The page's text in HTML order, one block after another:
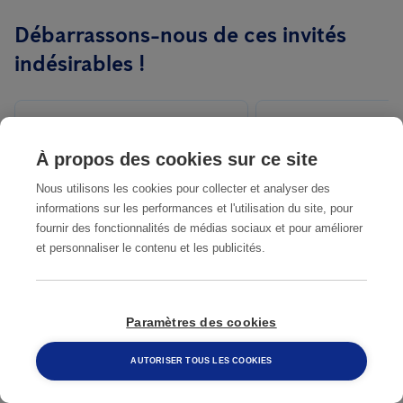
dysenterie.
la taille du bien à traiter et le contrat de prévention (visites
périodiques, traitements sans toxines, suivi).
Débarrassons-nous de ces invités
indésirables !
VOUS ÊTES EN
PRÉSENCE DE
CAFARDS ?
LES CAFARDS
POUR L'HOMME
LE SAVIEZ-VOUS ? 10
CHOSES INSOLITES
LUTTE CONTRE
BLATTES DANS
À propos des cookies sur ce site
Nous utilisons les cookies pour collecter et analyser des
informations sur les performances et l'utilisation du site, pour
fournir des fonctionnalités de médias sociaux et pour améliorer
et personnaliser le contenu et les publicités.
Paramètres des cookies
AUTORISER TOUS LES COOKIES